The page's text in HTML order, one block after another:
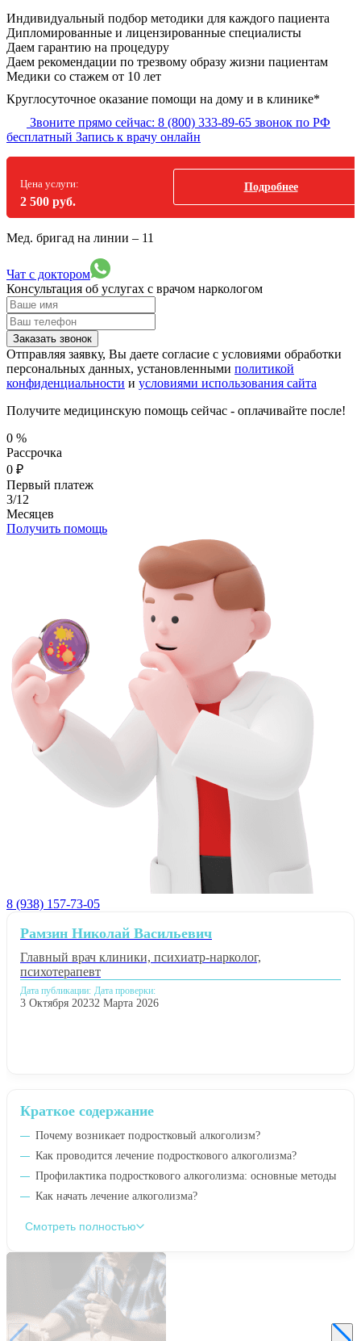
Индивидуальный подбор методики для каждого пациента
Дипломированные и лицензированные специалисты
Даем гарантию на процедуру
Даем рекомендации по трезвому образу жизни пациентам
Медики со стажем от 10 лет
Круглосуточное оказание помощи на дому и в клинике*
Звоните прямо сейчас: 8 (800) 333-89-65 звонок по РФ
бесплатный Запись к врачу онлайн
Цена услуги:
2 500 руб.
Подробнее
Мед. бригад на линии – 11
Чат с доктором
Консультация об услугах с врачом наркологом
Заказать звонок
Отправляя заявку, Вы даете согласие с условиями обработки
персональных данных, установленными политикой
конфиденциальности и условиями использования сайта
Получите медицинскую помощь сейчас - оплачивайте после!
0 %
Рассрочка
0 ₽
Первый платеж
3/12
Месяцев
Получить помощь
8 (938) 157-73-05
Краткое содержание
Почему возникает подростковый алкоголизм?
Как проводится лечение подросткового алкоголизма?
Профилактика подросткового алкоголизма: основные методы
Как начать лечение алкоголизма?
Смотреть полностью
Рамзин Николай Васильевич
Главный врач клиники, психиатр-нарколог,
психотерапевт
Дата публикации:
3 Октября 2023
Дата проверки:
2 Марта 2026